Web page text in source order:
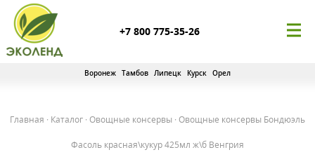
+7 800 775-35-26
Воронеж Тамбов Липецк Курск Орел
Главная · Каталог · Овощные консервы · Овощные консервы Бондюэль
Фасоль красная\кукур 425мл ж\б Венгрия